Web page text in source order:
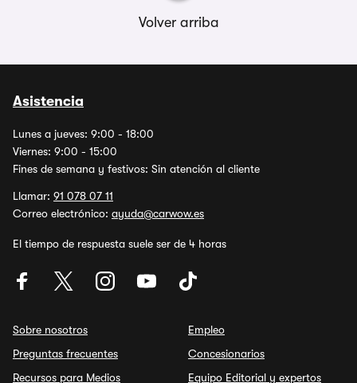
Volver arriba
Asistencia
Lunes a jueves: 9:00 - 18:00
Viernes: 9:00 - 15:00
Fines de semana y festivos: Sin atención al cliente
Llamar: 91 078 07 11
Correo electrónico: ayuda@carwow.es
El tiempo de respuesta suele ser de 4 horas
Sobre nosotros
Preguntas frecuentes
Recursos para Medios
Empleo
Concesionarios
Equipo Editorial y expertos